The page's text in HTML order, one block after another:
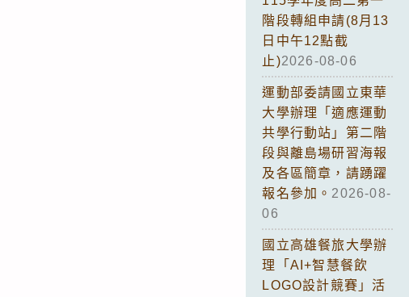
階段轉組申請(8月13
日中午12點截
止)2026-08-06
運動部委請國立東華
大學辦理「適應運動
共學行動站」第二階
段與離島場研習海報
及各區簡章，請踴躍
報名參加。 2026-08-
06
國立高雄餐旅大學辦
理「AI+智慧餐飲
LOGO設計競賽」活